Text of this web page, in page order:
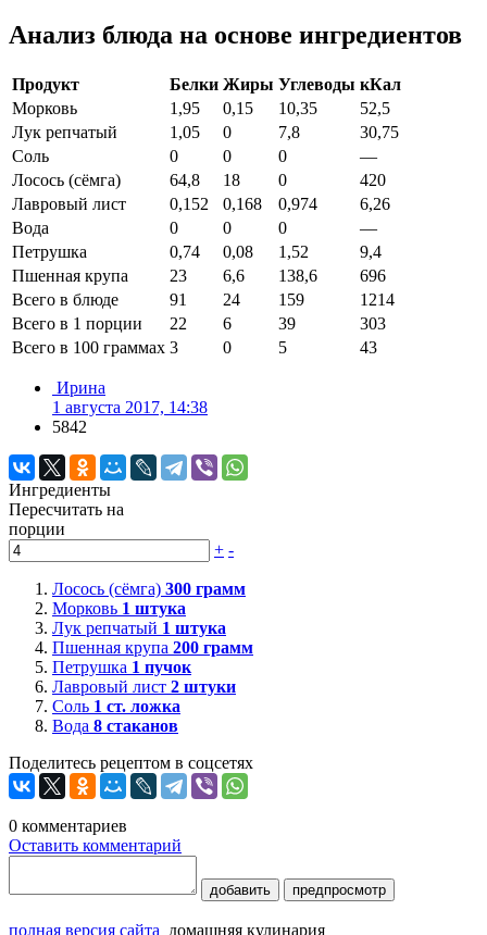
Анализ блюда на основе ингредиентов
Продукт Белки Жиры Углеводы кКал
Морковь
1,95 0,15 10,35
52,5
Лук репчатый
1,05 0 7,8
30,75
Соль
0 0 0
—
Лосось (сёмга)
64,8 18 0
420
Лавровый лист
0,152 0,168 0,974
6,26
Вода
0 0 0
—
Петрушка
0,74 0,08 1,52
9,4
Пшенная крупа
23 6,6 138,6
696
Всего в блюде
91 24 159
1214
Всего в 1 порции
22 6 39
303
Всего в 100 граммах 3 0 5 43
Ирина
1 августа 2017, 14:38
5842
Ингредиенты
Пересчитать на
порции
+ -
Лосось (сёмга) 300 грамм
Морковь 1 штука
Лук репчатый 1 штука
Пшенная крупа 200 грамм
Петрушка 1 пучок
Лавровый лист 2 штуки
Соль 1 ст. ложка
Вода 8 стаканов
Поделитесь рецептом в соцсетях
0 комментариев
Оставить комментарий
добавить предпросмотр
полная версия сайта домашняя кулинария